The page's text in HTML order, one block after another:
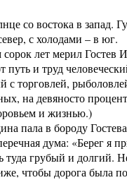
со востока в запад.
с холодами – в юг.
лет мерил Гостев
путь и труд
с торговлей,
на девяносто
и жизнью.)
пала в бороду
дума: «Берег я
туда грубый и долгий.
чтобы дорога была